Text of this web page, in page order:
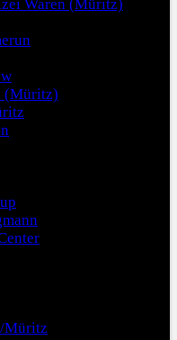
Waren (Müritz)
(Müritz)
Müritz